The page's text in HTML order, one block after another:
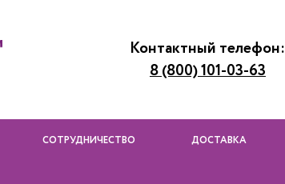
Контактный телефон:
8 (800) 101-03-63
СОТРУДНИЧЕСТВО ДОСТАВКА